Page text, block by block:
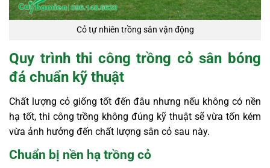
Cỏ tự nhiên trồng sân vận động
Quy trình thi công trồng cỏ sân bóng
đá chuẩn kỹ thuật
Chất lượng cỏ giống tốt đến đâu nhưng nếu không có nền
hạ tốt, thi công trồng không đúng kỹ thuật sẽ vừa tốn kém
vừa ảnh hưởng đến chất lượng sân cỏ sau này.
Chuẩn bị nền hạ trồng cỏ